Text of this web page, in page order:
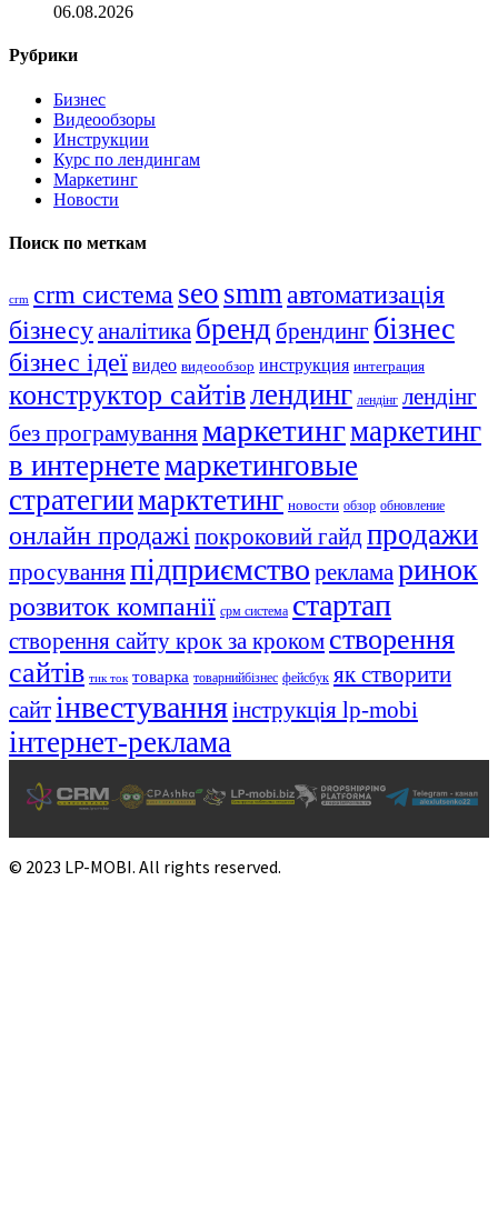
06.08.2026
Рубрики
Бизнес
Видеообзоры
Инструкции
Курс по лендингам
Маркетинг
Новости
Поиск по меткам
crm crm система seo smmавтоматизація
бізнесуаналітика бренд брендинг бізнес
бізнес ідеї видео видеообзор инструкция интеграция
конструктор сайтівлендинг лендінг лендінг
без програмуваннямаркетингмаркетинг
в интернетемаркетинговые
стратегиимарктетинг новости обзор обновление
онлайн продажі покроковий гайдпродажи
просуванняпідприємство рекламаринок
розвиток компанії срм система стартап
створення сайту крок за кроком створення
сайтів тик ток товарка товарнийбізнес фейсбук як створити
сайт інвестуванняінструкція lp-mobi
інтернет-реклама
© 2023 LP-MOBI. All rights reserved.